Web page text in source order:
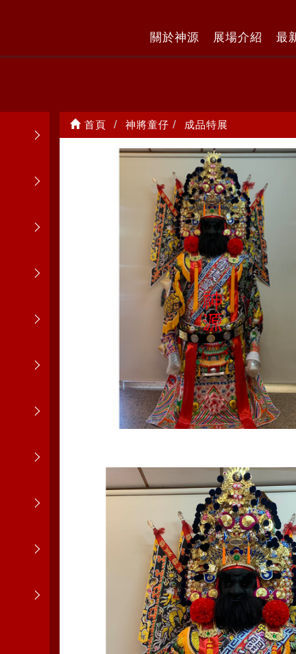
關於神源 展場介紹 最
首頁 神將童仔 成品特展